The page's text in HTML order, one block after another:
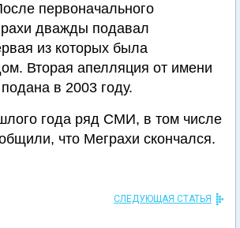
первоначального
дважды подавал
из которых была
Вторая апелляция от имени
в 2003 году.
года ряд СМИ, в том числе
что Меграхи скончался.
СЛЕДУЮЩАЯ СТАТЬЯ